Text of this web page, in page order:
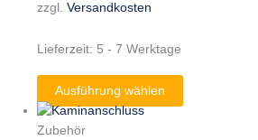
zzgl.Versandkosten
Lieferzeit: 5 - 7 Werktage
Ausführung wählen
Zubehör